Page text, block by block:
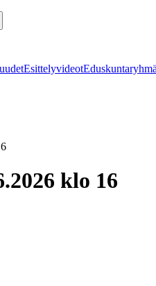
Esittelyvideot
klo 16